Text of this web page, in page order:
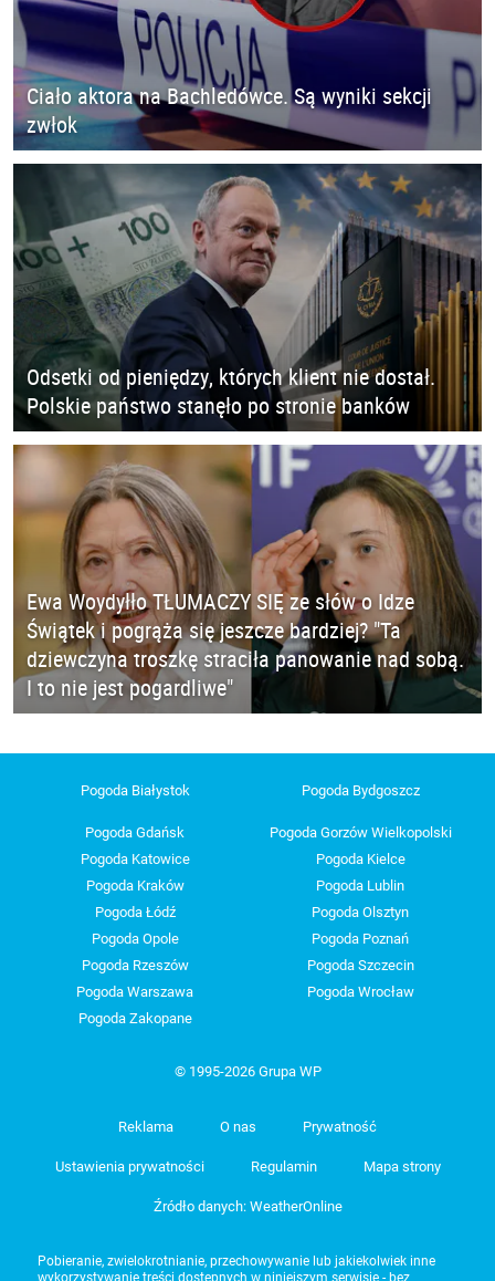
Ciało aktora na Bachledówce. Są wyniki sekcji
zwłok
Odsetki od pieniędzy, których klient nie dostał.
Polskie państwo stanęło po stronie banków
Ewa Woydyłło TŁUMACZY SIĘ ze słów o Idze
Świątek i pogrąża się jeszcze bardziej? "Ta
dziewczyna troszkę straciła panowanie nad sobą.
I to nie jest pogardliwe"
Pogoda Białystok Pogoda Bydgoszcz
Pogoda Gdańsk
Pogoda Gorzów Wielkopolski
Pogoda Katowice
Pogoda Kielce
Pogoda Kraków
Pogoda Lublin
Pogoda Łódź
Pogoda Olsztyn
Pogoda Opole
Pogoda Poznań
Pogoda Rzeszów
Pogoda Szczecin
Pogoda Warszawa
Pogoda Wrocław
Pogoda Zakopane
© 1995-2026 Grupa WP
Reklama O nas Prywatność
Ustawienia prywatności Regulamin Mapa strony
Źródło danych: WeatherOnline
Pobieranie, zwielokrotnianie, przechowywanie lub jakiekolwiek inne
wykorzystywanie treści dostępnych w niniejszym serwisie - bez